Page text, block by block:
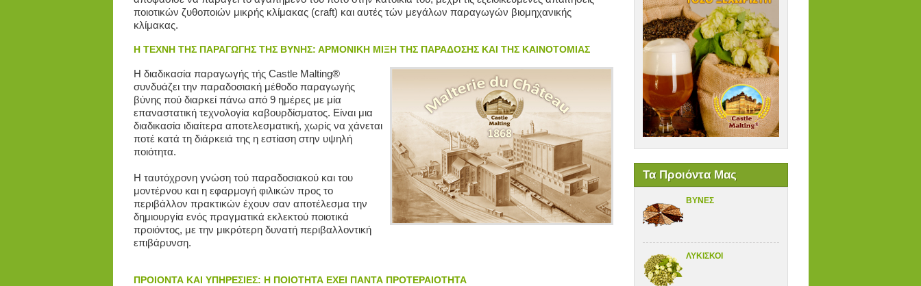
Τα Προιόντα Μας
ΒΥΝΕΣ
ΛΥΚΙΣΚΟΙ
ποιοτικών ζυθοποιών μικρής κλίμακας (craft) και αυτές τών μεγάλων παραγωγών βιομηχανικής
κλίμακας.
Η ΤΕΧΝΗ ΤΗΣ ΠΑΡΑΓΩΓΗΣ ΤΗΣ ΒΥΝΗΣ: ΑΡΜΟΝΙΚΗ ΜΙΞΗ ΤΗΣ ΠΑΡΑΔΟΣΗΣ ΚΑΙ ΤΗΣ ΚΑΙΝΟΤΟΜΙΑΣ
Η διαδικασία παραγωγής τής Castle Malting®
συνδυάζει την παραδοσιακή μέθοδο παραγωγής
βύνης πού διαρκεί πάνω από 9 ημέρες με μία
επαναστατική τεχνολογία καβουρδίσματος. Είναι μια
διαδικασία ιδιαίτερα αποτελεσματική, χωρίς να χάνεται
ποτέ κατά τη διάρκειά της η εστίαση στην υψηλή
ποιότητα.
Η ταυτόχρονη γνώση τού παραδοσιακού και του
μοντέρνου και η εφαρμογή φιλικών προς το
περιβάλλον πρακτικών έχουν σαν αποτέλεσμα την
δημιουργία ενός πραγματικά εκλεκτού ποιοτικά
προιόντος, με την μικρότερη δυνατή περιβαλλοντική
επιβάρυνση.
ΠΡΟΙΟΝΤΑ ΚΑΙ ΥΠΗΡΕΣΙΕΣ: Η ΠΟΙΟΤΗΤΑ ΕΧΕΙ ΠΑΝΤΑ ΠΡΟΤΕΡΑΙΟΤΗΤΑ